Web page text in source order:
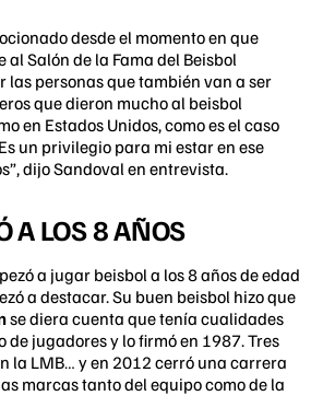
desde el momento en que
Salón de la Fama del Beisbol
las personas que también van a ser
que dieron mucho al beisbol
en Estados Unidos, como es el caso
un privilegio para mi estar en ese
dijo Sandoval en entrevista.
A LOS 8 AÑOS
a jugar beisbol a los 8 años de edad
a destacar. Su buen beisbol hizo que
se diera cuenta que tenía cualidades
jugadores y lo firmó en 1987. Tres
la LMB… y en 2012 cerró una carrera
marcas tanto del equipo como de la